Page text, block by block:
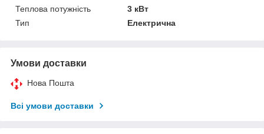
Теплова потужність
3 кВт
Тип
Електрична
Умови доставки
Нова Пошта
Всі умови доставки